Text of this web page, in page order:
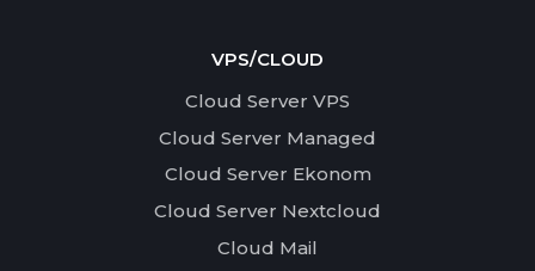
VPS/CLOUD
Cloud Server VPS
Cloud Server Managed
Cloud Server Ekonom
Cloud Server Nextcloud
Cloud Mail